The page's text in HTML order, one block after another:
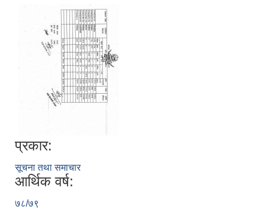
प्रकार:
सूचना तथा समाचार
आर्थिक वर्ष:
७८/७९